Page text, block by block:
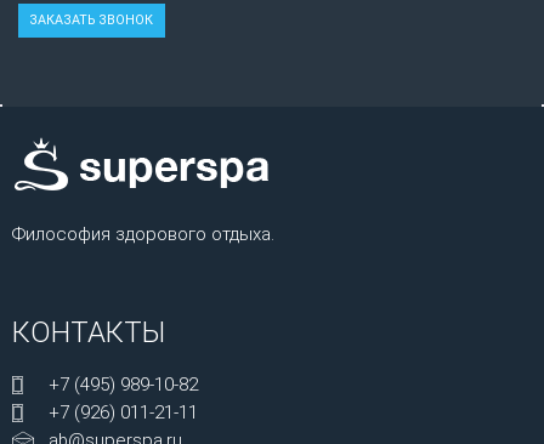
Философия здорового отдыха.
КОНТАКТЫ
+7 (495) 989-10-82
+7 (926) 011-21-11